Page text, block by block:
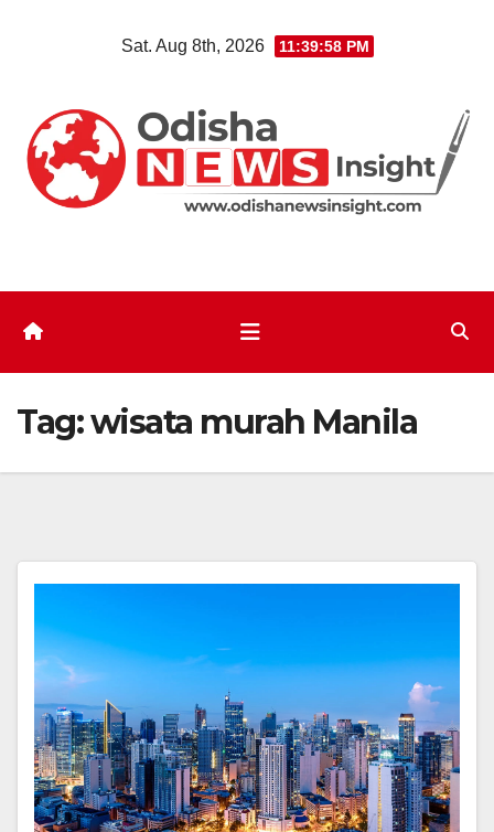
Sat. Aug 8th, 2026 11:39:58 PM
Tag:wisata murah Manila